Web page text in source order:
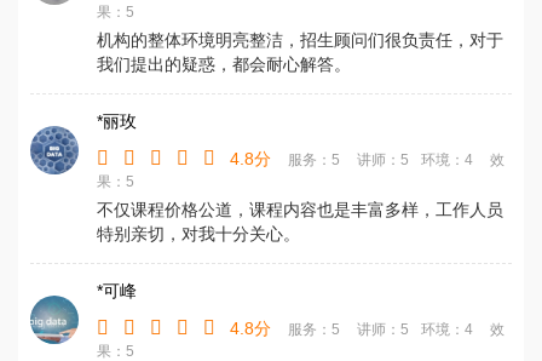
果：5
机构的整体环境明亮整洁，招生顾问们很负责任，对于
我们提出的疑惑，都会耐心解答。
*丽玫
4.8分
服务：5 讲师：5 环境：4
效
果：5
不仅课程价格公道，课程内容也是丰富多样，工作人员
特别亲切，对我十分关心。
*可峰
4.8分
服务：5 讲师：5 环境：4
效
果：5